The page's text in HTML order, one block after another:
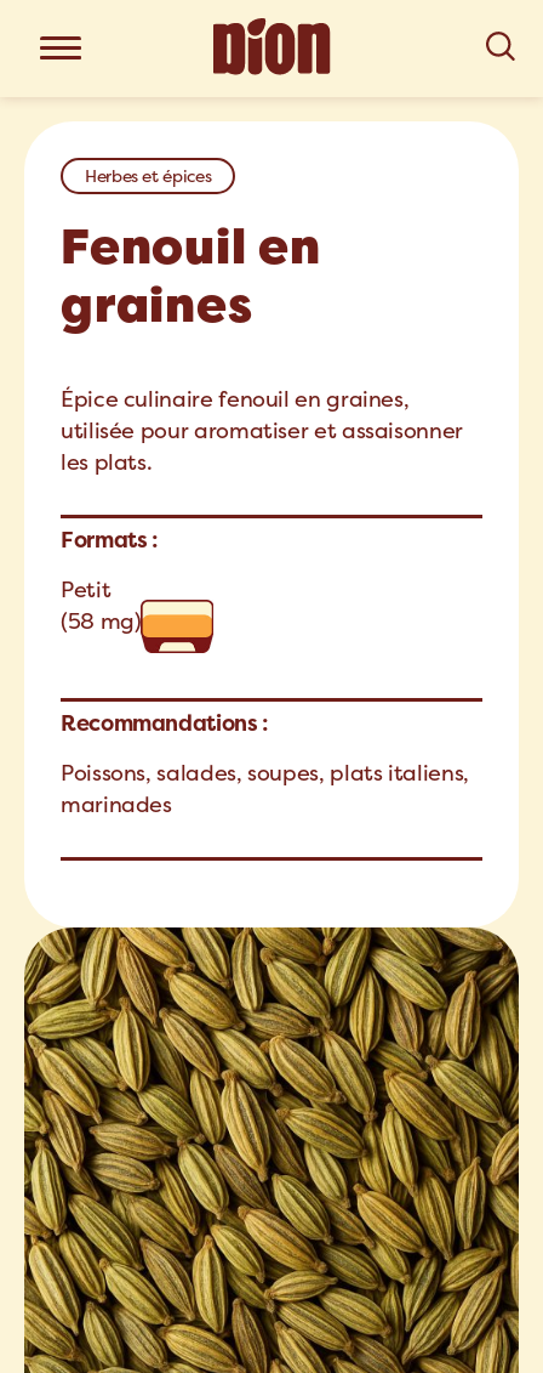
Herbes et épices
Fenouil en
graines
Épice culinaire fenouil en graines,
utilisée pour aromatiser et assaisonner
les plats.
Formats :
Petit
(58 mg)
Recommandations :
Poissons, salades, soupes, plats italiens,
marinades